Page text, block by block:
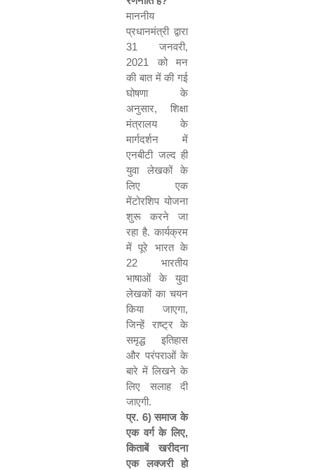
माननीय
प्रधानमंत्री द्वारा
31
जनवरी,
2021
को मन
की बात में की गई
घोषणा के
अनुसार, शिक्षा
मंत्रालय के
मार्गदर्शन में
एनबीटी जल्द ही
युवा लेखकों के
लिए एक
मेंटोरशिप योजना
शुरू करने जा
रहा है. कार्यक्रम
में पूरे भारत के
22 भारतीय
भाषाओं के युवा
लेखकों का चयन
किया जाएगा,
जिन्हें राष्ट्र के
समृद्ध इतिहास
और परंपराओं के
बारे में लिखने के
लिए सलाह दी
जाएगी.
प्र. 6)समाज के
एक वर्ग के लिए,
किताबें खरीदना
एक लक्जरी हो